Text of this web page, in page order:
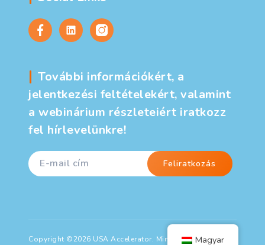
További információkért, a
jelentkezési feltételekért, valamint
a webinárium részleteiért iratkozz
fel hírlevelünkre!
Copyright ©2026 USA Accelerator. Minden jog fenntartva.
Magyar